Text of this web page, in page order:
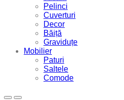
Pelinci
Cuverturi
Decor
Băiță
Graviduțe
Mobilier
Paturi
Saltele
Comode